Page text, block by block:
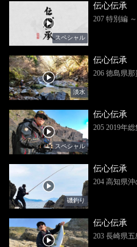
スペシャル
伝心伝承
207 特別編
淡水
伝心伝承
206 徳島県
スペシャル
伝心伝承
205 2019年
磯釣り
伝心伝承
204 高知県
伝心伝承
203 長崎県